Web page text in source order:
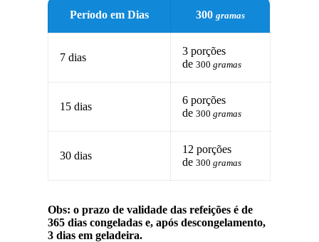
Período em Dias 300gramas
7 dias
3 porções
de300gramas
15 dias
6 porções
de300gramas
30 dias
12 porções
de300gramas
Obs: o prazo de validade das refeições é de
365 dias congeladas e, após descongelamento,
3 dias em geladeira.